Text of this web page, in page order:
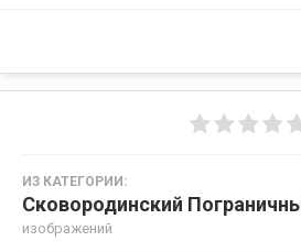
ИЗ КАТЕГОРИИ:
Сковородинский
изображений